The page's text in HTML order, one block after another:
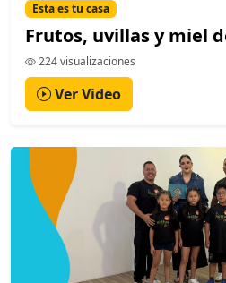
Esta es tu casa
Frutos, uvillas y miel
224 visualizaciones
Ver Video